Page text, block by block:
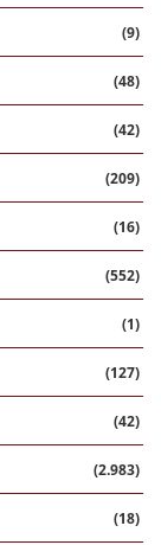
(9)
(48)
(42)
(209)
(16)
(552)
(1)
(127)
(42)
(2.983)
(18)